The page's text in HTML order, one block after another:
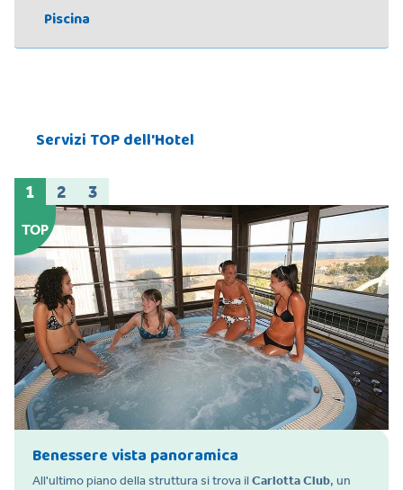
Piscina
Servizi TOP dell'Hotel
TOP
Benessere vista panoramica
All'ultimo piano della struttura si trova il Carlotta Club, un
1 2 3